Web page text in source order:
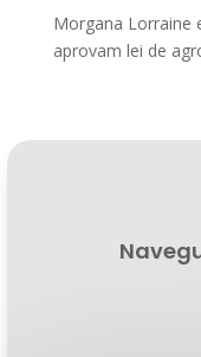
Morgana Lorraine
aprovam lei de